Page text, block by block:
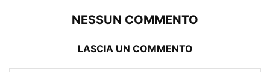
NESSUN COMMENTO
LASCIA UN COMMENTO